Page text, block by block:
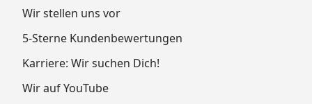
Wir stellen uns vor
5-Sterne Kundenbewertungen
Karriere: Wir suchen Dich!
Wir auf YouTube